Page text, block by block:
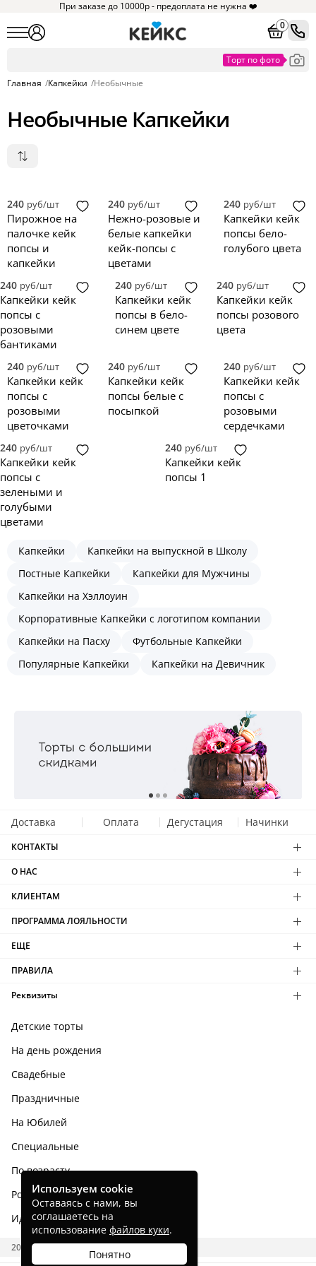
При заказе до 10000р - предоплата не нужна ❤️
0
Главная /Капкейки /Необычные
Необычные Капкейки
Сначала дорогие
Новинки
240 руб/шт
Пирожное на
палочке кейк
попсы и
капкейки
240 руб/шт
Нежно-розовые и
белые капкейки
кейк-попсы с
цветами
240 руб/шт
Капкейки кейк
попсы бело-
голубого цвета
240 руб/шт
Капкейки кейк
попсы с
розовыми
бантиками
240 руб/шт
Капкейки кейк
попсы в бело-
синем цвете
240 руб/шт
Капкейки кейк
попсы розового
цвета
240 руб/шт
Капкейки кейк
попсы с
розовыми
цветочками
240 руб/шт
Капкейки кейк
попсы белые с
посыпкой
240 руб/шт
Капкейки кейк
попсы с
розовыми
сердечками
240 руб/шт
Капкейки кейк
попсы с
зелеными и
голубыми
цветами
240 руб/шт
Капкейки кейк
попсы 1
Капкейки
Капкейки на выпускной в Школу
Постные Капкейки
Капкейки для Мужчины
Капкейки на Хэллоуин
Корпоративные Капкейки с логотипом компании
Капкейки на Пасху
Футбольные Капкейки
Популярные Капкейки
Капкейки на Девичник
Доставка Оплата Дегустация Начинки
КОНТАКТЫ
О НАС
КЛИЕНТАМ
ПРОГРАММА ЛОЯЛЬНОСТИ
ЕЩЕ
ПРАВИЛА
Реквизиты
Детские торты
На день рождения
Свадебные
Праздничные
На Юбилей
Специальные
По возрасту
Родным и близким
Идеи тортов
2026 CAKES.RU
Используем cookie
Оставаясь с нами, вы
соглашаетесь на
использование файлов куки.
Понятно